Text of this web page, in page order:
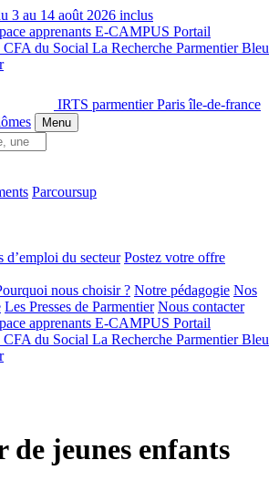
3 au 14 août 2026 inclus
apprenants E-CAMPUS Portail
CFA du Social La Recherche Parmentier Bleu
IRTS parmentier Paris île-de-france
Menu
Parcoursup
d’emploi du secteur Postez votre offre
nous choisir ? Notre pédagogie Nos
Les Presses de Parmentier Nous contacter
apprenants E-CAMPUS Portail
CFA du Social La Recherche Parmentier Bleu
de jeunes enfants